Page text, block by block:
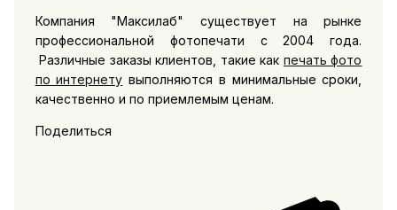
Компания "Максилаб" существует на рынке
профессиональной фотопечати с 2004 года.
Различные заказы клиентов, такие как печать фото
по интернету выполняются в минимальные сроки,
качественно и по приемлемым ценам.
Поделиться